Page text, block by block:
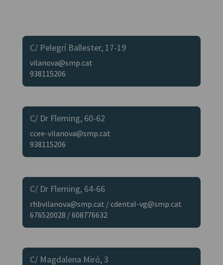
C/ Pelegrí Ballester, 17-19
vilanova@smp.cat
938115206
C/ Dr Fleming, 60-62
ccee-vilanova@smp.cat
938115206
C/ Dr Fleming, 64-66
rhbvilanova@smp.cat / cdental-vg@smp.cat
676520028 / 608776632
C/ Magdalena Miró, 3